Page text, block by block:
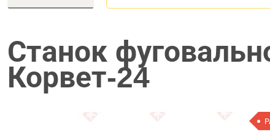
Станок
Корвет-24